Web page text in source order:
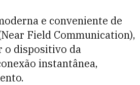
e conveniente de
Field Communication),
o dispositivo da
instantânea,